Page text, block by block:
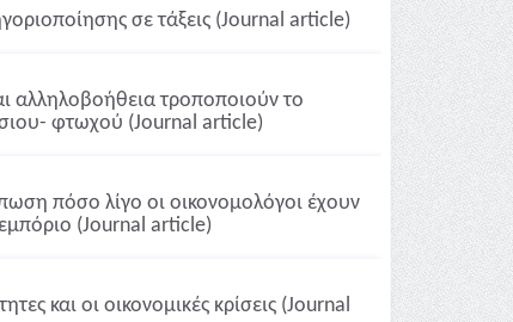
σε τάξεις (Journal article)
αλληλοβοήθεια τροποποιούν το
φτωχού (Journal article)
πόσο λίγο οι οικονομολόγοι έχουν
(Journal article)
και οι οικονομικές κρίσεις (Journal